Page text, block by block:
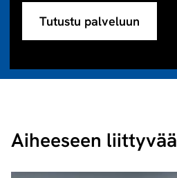
Tutustu palveluun
Aiheeseen liittyvää